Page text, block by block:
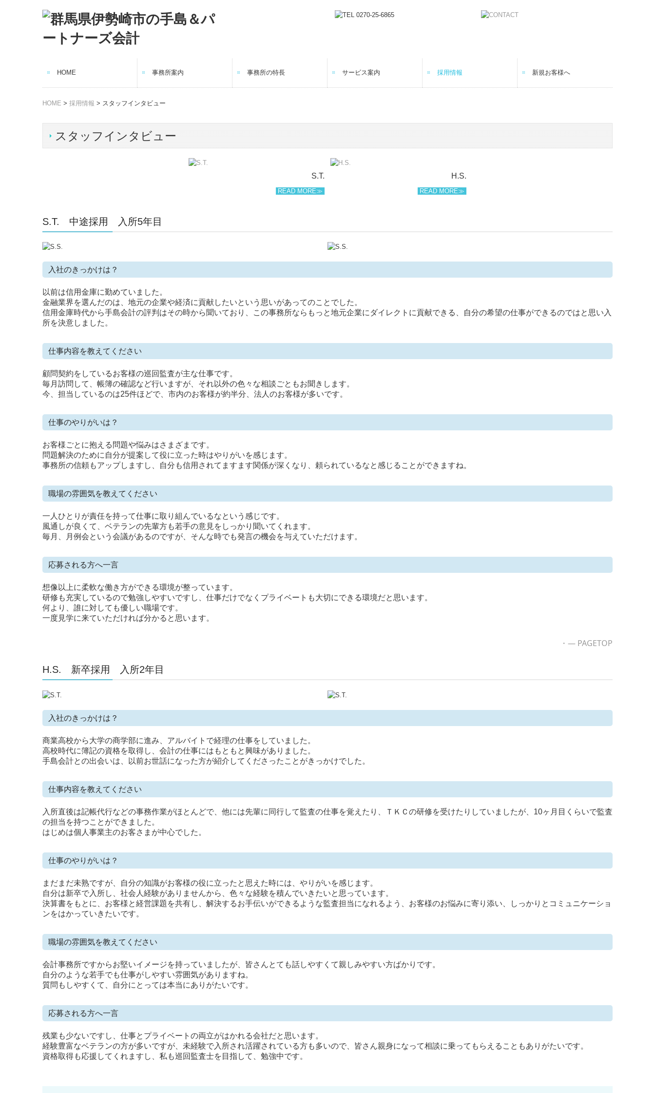
HOME 事務所案内
事務所概要
税理士紹介
経営理念
交通案内
集合写真
事務所の特長 サービス案内 採用情報 新規お客様へ
HOME > 採用情報 > スタッフインタビュー
スタッフインタビュー
S.T.
READ MORE≫
H.S.
READ MORE≫
S.T. 中途採用 入所5年目
入社のきっかけは？
以前は信用金庫に勤めていました。
金融業界を選んだのは、地元の企業や経済に貢献したいという思いがあってのことでした。
信用金庫時代から手島会計の評判はその時から聞いており、この事務所ならもっと地元企業にダイレクトに貢献できる、自分の希望の仕事ができるのではと思い入
所を決意しました。
仕事内容を教えてください
顧問契約をしているお客様の巡回監査が主な仕事です。
毎月訪問して、帳簿の確認など行いますが、それ以外の色々な相談ごともお聞きします。
今、担当しているのは25件ほどで、市内のお客様が約半分、法人のお客様が多いです。
仕事のやりがいは？
お客様ごとに抱える問題や悩みはさまざまです。
問題解決のために自分が提案して役に立った時はやりがいを感じます。
事務所の信頼もアップしますし、自分も信用されてますます関係が深くなり、頼られているなと感じることができますね。
職場の雰囲気を教えてください
一人ひとりが責任を持って仕事に取り組んでいるなという感じです。
風通しが良くて、ベテランの先輩方も若手の意見をしっかり聞いてくれます。
毎月、月例会という会議があるのですが、そんな時でも発言の機会を与えていただけます。
応募される方へ一言
想像以上に柔軟な働き方ができる環境が整っています。
研修も充実しているので勉強しやすいですし、仕事だけでなくプライベートも大切にできる環境だと思います。
何より、誰に対しても優しい職場です。
一度見学に来ていただければ分かると思います。
・― PAGETOP
H.S. 新卒採用 入所2年目
入社のきっかけは？
商業高校から大学の商学部に進み、アルバイトで経理の仕事をしていました。
高校時代に簿記の資格を取得し、会計の仕事にはもともと興味がありました。
手島会計との出会いは、以前お世話になった方が紹介してくださったことがきっかけでした。
仕事内容を教えてください
入所直後は記帳代行などの事務作業がほとんどで、他には先輩に同行して監査の仕事を覚えたり、ＴＫＣの研修を受けたりしていましたが、10ヶ月目くらいで監査
の担当を持つことができました。
はじめは個人事業主のお客さまが中心でした。
仕事のやりがいは？
まだまだ未熟ですが、自分の知識がお客様の役に立ったと思えた時には、やりがいを感じます。
自分は新卒で入所し、社会人経験がありませんから、色々な経験を積んでいきたいと思っています。
決算書をもとに、お客様と経営課題を共有し、解決するお手伝いができるような監査担当になれるよう、お客様のお悩みに寄り添い、しっかりとコミュニケーショ
ンをはかっていきたいです。
職場の雰囲気を教えてください
会計事務所ですからお堅いイメージを持っていましたが、皆さんとても話しやすくて親しみやすい方ばかりです。
自分のような若手でも仕事がしやすい雰囲気がありますね。
質問もしやすくて、自分にとっては本当にありがたいです。
応募される方へ一言
残業も少ないですし、仕事とプライベートの両立がはかれる会社だと思います。
経験豊富なベテランの方が多いですが、未経験で入所され活躍されている方も多いので、皆さん親身になって相談に乗ってもらえることもありがたいです。
資格取得も応援してくれますし、私も巡回監査士を目指して、勉強中です。